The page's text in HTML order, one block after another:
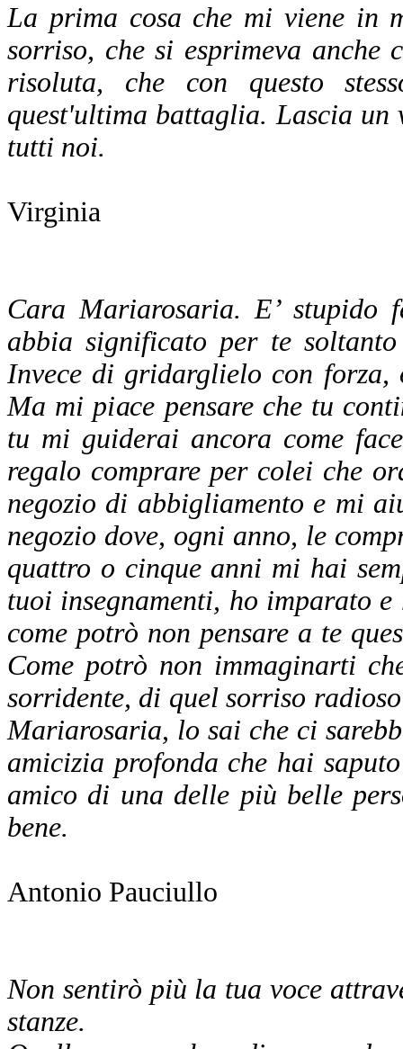
La prima cosa che mi viene in
sorriso, che si esprimeva anche
risoluta, che con questo
quest'ultima battaglia. Lascia un
tutti noi.
Virginia
Cara Mariarosaria. E’ stupido
abbia significato per te
Invece di gridarglielo con
Ma mi piace pensare che tu
tu mi guiderai ancora come
regalo comprare per colei che
negozio di abbigliamento e mi
negozio dove, ogni anno, le
quattro o cinque anni mi hai
tuoi insegnamenti, ho imparato
come potrò non pensare a te
Come potrò non immaginarti
sorridente, di quel sorriso
Mariarosaria, lo sai che ci
amicizia profonda che hai
amico di una delle più belle
bene.
Antonio Pauciullo
Non sentirò più la tua voce
stanze.